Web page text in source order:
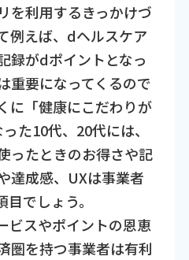
を利用するきっかけづ
例えば、dヘルスケア
録がdポイントとなっ
重要になってくるので
に「健康にこだわりが
た10代、20代には、
ったときのお得さや記
達成感、UXは事業者
でしょう。
ビスやポイントの恩恵
圏を持つ事業者は有利